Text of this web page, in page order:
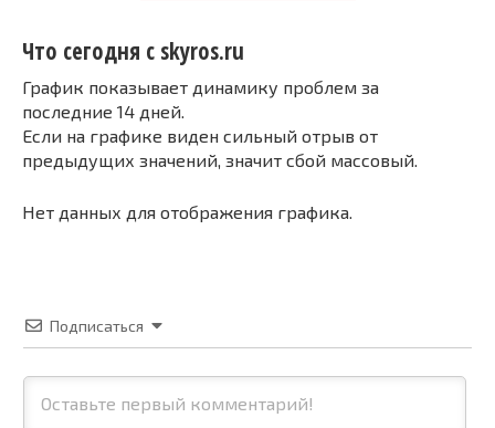
Что сегодня с skyros.ru
График показывает динамику проблем за
последние 14 дней.
Если на графике виден сильный отрыв от
предыдущих значений, значит сбой массовый.
Нет данных для отображения графика.
Подписаться